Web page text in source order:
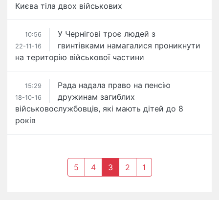
Києва тіла двох військових
10:56
22-11-16
У Чернігові троє людей з
гвинтівками намагалися проникнути
на територію військової частини
15:29
18-10-16
Рада надала право на пенсію
дружинам загиблих
військовослужбовців, які мають дітей до 8
років
5 4 3 2 1